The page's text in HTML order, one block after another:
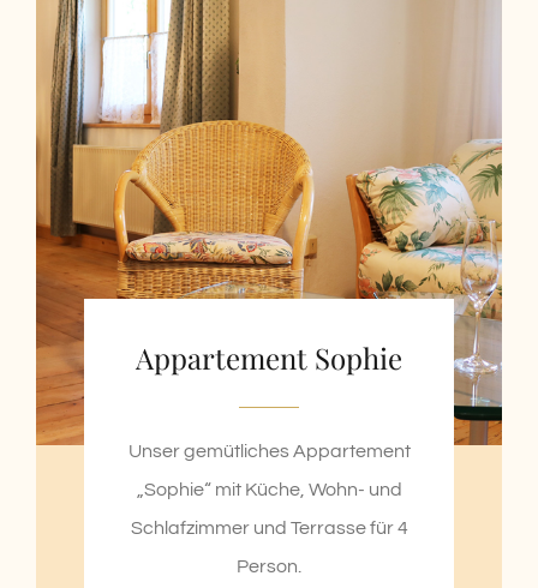
Appartement Sophie
Unser gemütliches Appartement
„Sophie“ mit Küche, Wohn- und
Schlafzimmer und Terrasse für 4
Person.